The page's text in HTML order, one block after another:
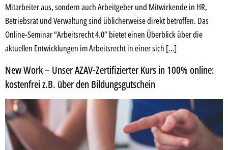
Mitarbeiter aus, sondern auch Arbeitgeber und Mitwirkende in HR,
Betriebsrat und Verwaltung sind üblicherweise direkt betroffen. Das
Online-Seminar “Arbeitsrecht 4.0” bietet einen Überblick über die
aktuellen Entwicklungen im Arbeitsrecht in einer sich […]
New Work – Unser AZAV-Zertifizierter Kurs in 100% online:
kostenfrei z.B. über den Bildungsgutschein